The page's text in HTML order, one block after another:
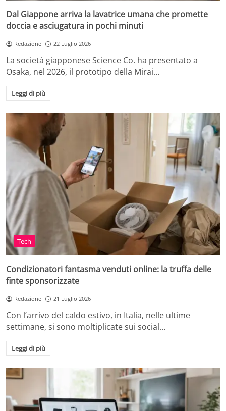
Dal Giappone arriva la lavatrice umana che promette
doccia e asciugatura in pochi minuti
Redazione 22 Luglio 2026
La società giapponese Science Co. ha presentato a
Osaka, nel 2026, il prototipo della Mirai…
Leggi di più
Tech
Condizionatori fantasma venduti online: la truffa delle
finte sponsorizzate
Redazione 21 Luglio 2026
Con l’arrivo del caldo estivo, in Italia, nelle ultime
settimane, si sono moltiplicate sui social…
Leggi di più